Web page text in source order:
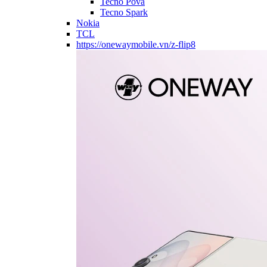
Tecno Spark
Nokia
TCL
https://onewaymobile.vn/z-flip8